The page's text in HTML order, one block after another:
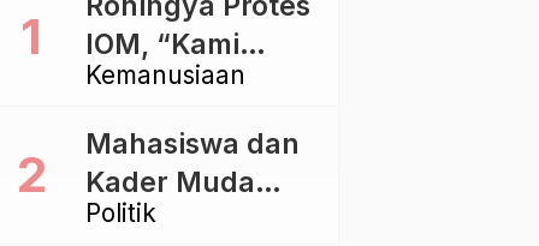
Kemanusiaan
IOM, “Kami
dibiarkan Mati
Politik
Mahasiswa dan
Kader Muda
Ramaikan Forum